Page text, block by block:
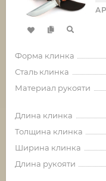
Форма клинка
Сталь клинка
Материал рукояти
Длина клинка
Толщина клинка
Ширина клинка
Длина рукояти